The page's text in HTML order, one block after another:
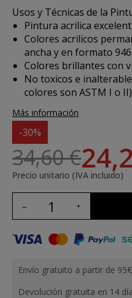
Usos y Técnicas de la
Pintura acrilica
Colores acrilicos
ancha y en formato
Colores brillantes con
No toxicos e
colores son ASTM I o
Más información
-30%
34,60 €
Precio unitario (IVA incluido)
Envío gratuito a partir de 95€
Devolución gratuita en 14